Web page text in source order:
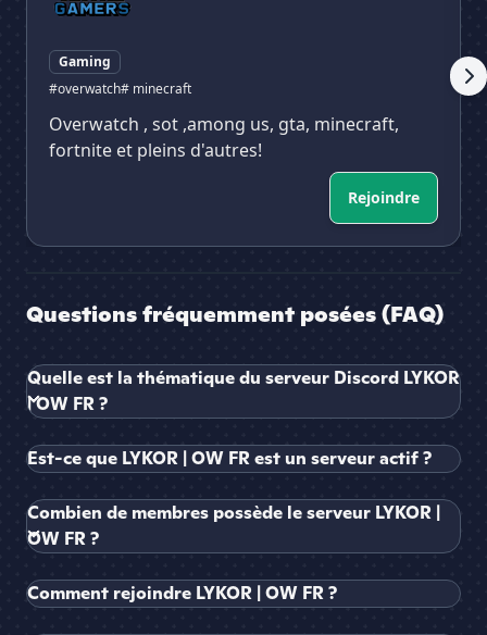
Gaming
#overwatch# minecraft
Overwatch , sot ,among us, gta, minecraft,
fortnite et pleins d'autres!
Rejoindre
Questions fréquemment posées (FAQ)
Quelle est la thématique du serveur Discord LYKOR
| OW FR ?
Est-ce que LYKOR | OW FR est un serveur actif ?
Combien de membres possède le serveur LYKOR |
OW FR ?
Comment rejoindre LYKOR | OW FR ?